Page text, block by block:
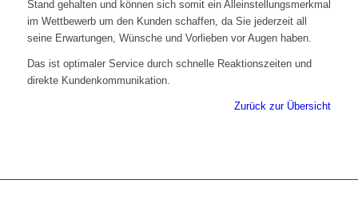
Stand gehalten und können sich somit ein Alleinstellungsmerkmal
im Wettbewerb um den Kunden schaffen, da Sie jederzeit all
seine Erwartungen, Wünsche und Vorlieben vor Augen haben.
Das ist optimaler Service durch schnelle Reaktionszeiten und
direkte Kundenkommunikation.
Zurück zur Übersicht